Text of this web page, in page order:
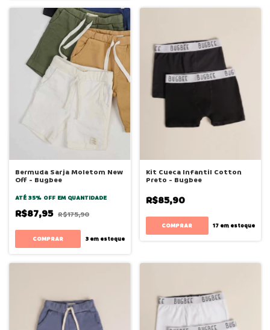
Bermuda Sarja Moletom New
Off - Bugbee
ATÉ 35% OFF EM QUANTIDADE
R$87,95 R$175,90
COMPRAR 3em estoque
Kit Cueca Infantil Cotton
Preto - Bugbee
R$85,90
COMPRAR 17 em estoque